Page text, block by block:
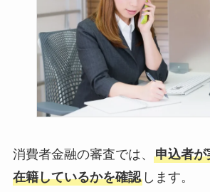
消費者金融の審査では、 申込者が
在籍しているかを確認します。